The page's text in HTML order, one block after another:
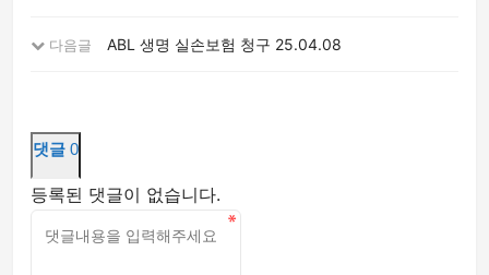
다음글 ABL 생명 실손보험 청구 25.04.08
댓글 0
등록된 댓글이 없습니다.